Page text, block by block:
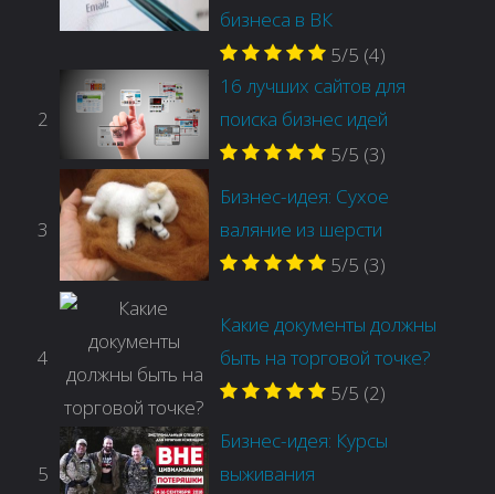
бизнеса в ВК
5/5 (4)
2
16 лучших сайтов для
поиска бизнес идей
5/5 (3)
3
Бизнес-идея: Сухое
валяние из шерсти
5/5 (3)
4
Какие документы должны
быть на торговой точке?
5/5 (2)
5
Бизнес-идея: Курсы
выживания